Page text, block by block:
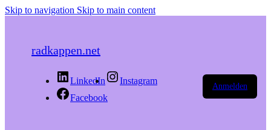
Skip to navigation Skip to main content
radkappen.net
LinkedIn
Instagram
Facebook
Anmelden